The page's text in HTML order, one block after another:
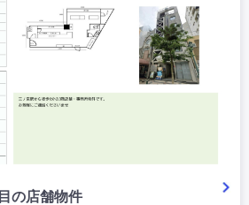
の店舗物件